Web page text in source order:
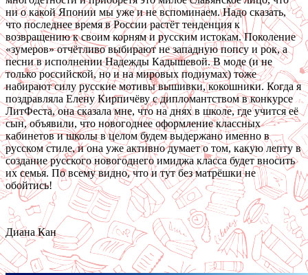
ни о какой Японии мы уже и не вспоминаем. Надо сказать,
что последнее время в России растёт тенденция к
возвращению к своим корням и русским истокам. Поколение
«зумеров» отчётливо выбирают не западную попсу и рок, а
песни в исполнении Надежды Кадышевой. В моде (и не
только российской, но и на мировых подиумах) тоже
набирают силу русские мотивы вышивки, кокошники. Когда я
поздравляла Елену Кирпичёву с дипломантством в конкурсе
ЛитФеста, она сказала мне, что на днях в школе, где учится её
сын, объявили, что новогоднее оформление классных
кабинетов и школы в целом будем выдержано именно в
русском стиле, и она уже активно думает о том, какую лепту в
создание русского новогоднего имиджа класса будет вносить
их семья. По всему видно, что и тут без матрёшки не
обойтись!
Диана Кан